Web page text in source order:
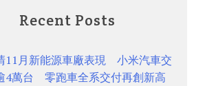
Recent Posts
11月新能源車廠表現 小米汽車交
4萬台 零跑車全系交付再創新高